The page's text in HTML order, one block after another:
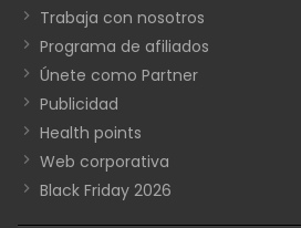
Trabaja con nosotros
Programa de afiliados
Únete como Partner
Publicidad
Health points
Web corporativa
Black Friday 2026